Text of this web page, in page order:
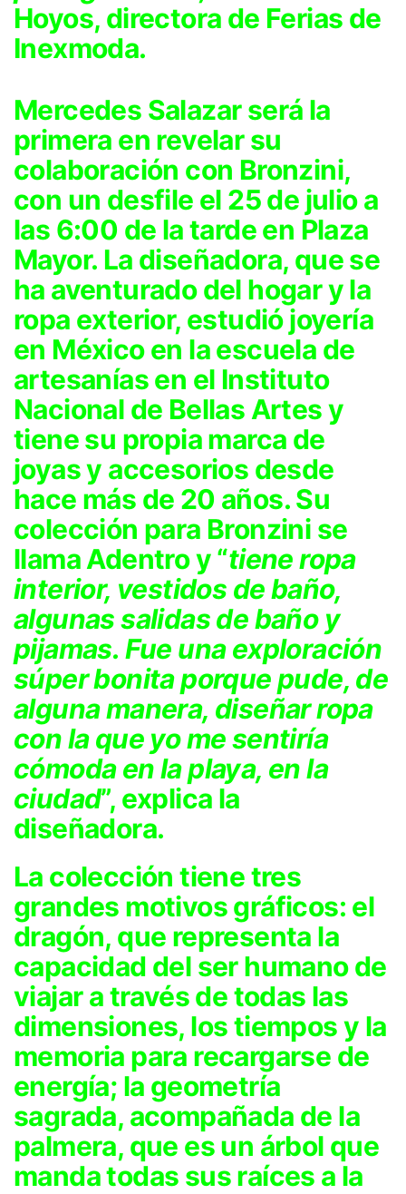
Hoyos, directora de Ferias de
Inexmoda.
Mercedes Salazar será la
primera en revelar su
colaboración con Bronzini,
con un desfile el 25 de julio a
las 6:00 de la tarde en Plaza
Mayor. La diseñadora, que se
ha aventurado del hogar y la
ropa exterior, estudió joyería
en México en la escuela de
artesanías en el Instituto
Nacional de Bellas Artes y
tiene su propia marca de
joyas y accesorios desde
hace más de 20 años. Su
colección para Bronzini se
llama Adentro y “tiene ropa
interior, vestidos de baño,
algunas salidas de baño y
pijamas. Fue una exploración
súper bonita porque pude, de
alguna manera, diseñar ropa
con la que yo me sentiría
cómoda en la playa, en la
ciudad”, explica la
diseñadora.
La colección tiene tres
grandes motivos gráficos: el
dragón, que representa la
capacidad del ser humano de
viajar a través de todas las
dimensiones, los tiempos y la
memoria para recargarse de
energía; la geometría
sagrada, acompañada de la
palmera, que es un árbol que
manda todas sus raíces a la